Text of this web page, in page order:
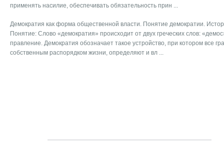
применять насилие, обеспечивать обязательность прин ...
Демократия как форма общественной власти. Понятие демократии.
Понятие: Слово «демократия» происходит от двух греческих слов:
правление. Демократия обозначает такое устройство, при котором все
собственным распорядком жизни, определяют и вл ...